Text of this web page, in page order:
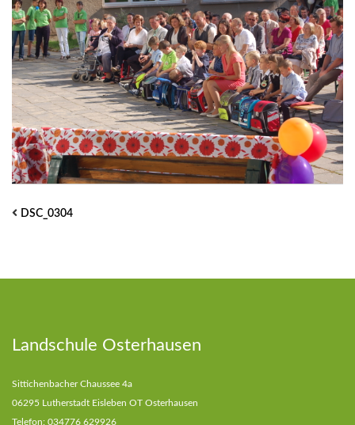
DSC_0304
Landschule Osterhausen
Sittichenbacher Chaussee 4a
06295 Lutherstadt Eisleben OT Osterhausen
Telefon: 034776 629926